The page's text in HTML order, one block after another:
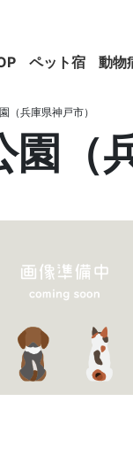
ペット宿 動物
（兵庫県神戸市）
（